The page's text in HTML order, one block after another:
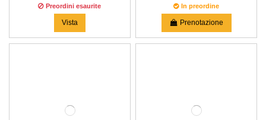
Preordini esaurite
Vista
In preordine
Prenotazione